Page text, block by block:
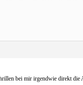
bei mir irgendwie direkt